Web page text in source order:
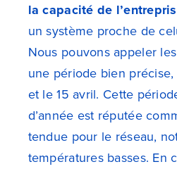
la capacité de
un système proche de
Nous pouvons appeler
une période bien
et le 15 avril. Cette
d’année est réputée
tendue pour le réseau,
températures basses. En